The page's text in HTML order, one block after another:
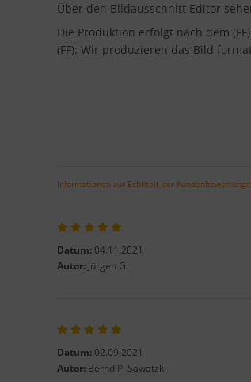
Über den Bildausschnitt Editor
Die Produktion erfolgt nach dem
(FF): Wir produzieren das Bild
Informationen zur Echtheit der
Datum: 04.11.2021
Autor: Jürgen G.
Datum: 02.09.2021
Autor: Bernd P. Sawatzki